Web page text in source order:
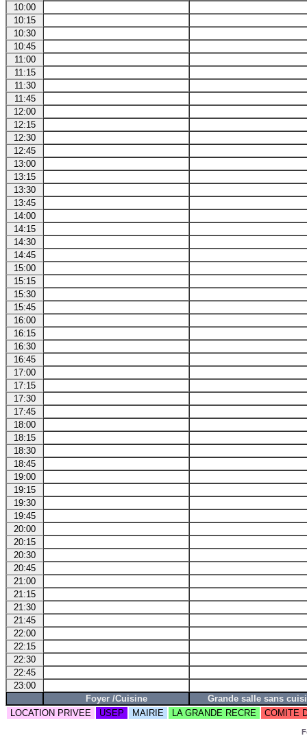
10:00
10:15
10:30
10:45
11:00
11:15
11:30
11:45
12:00
12:15
12:30
12:45
13:00
13:15
13:30
13:45
14:00
14:15
14:30
14:45
15:00
15:15
15:30
15:45
16:00
16:15
16:30
16:45
17:00
17:15
17:30
17:45
18:00
18:15
18:30
18:45
19:00
19:15
19:30
19:45
20:00
20:15
20:30
20:45
21:00
21:15
21:30
21:45
22:00
22:15
22:30
22:45
23:00
Foyer /Cuisine
Grande salle sans
LOCATION PRIVEE
USEP MAIRIE LA GRANDE RECRE COMITE